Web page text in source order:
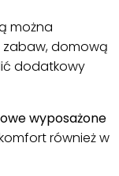
można
zabaw, domową
dodatkowy
wyposażone
również w